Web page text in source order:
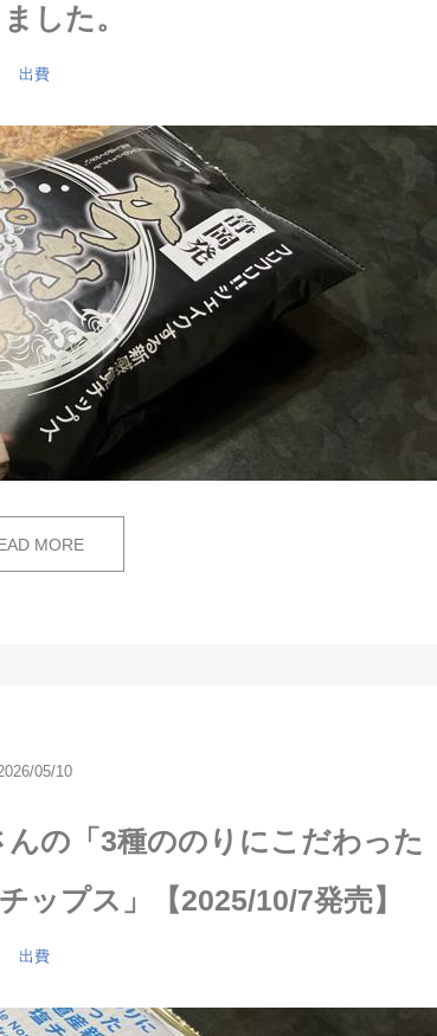
した。
出費
MORE
05/10
の「3種ののりにこだわった
ップス」【2025/10/7発売】
出費